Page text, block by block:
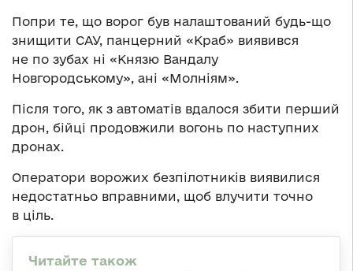
Попри те, що ворог був налаштований будь-що
знищити САУ, панцерний «Краб» виявився
не по зубах ні «Князю Вандалу
Новгородському», ані «Молніям».
Після того, як з автоматів вдалося збити перший
дрон, бійці продовжили вогонь по наступних
дронах.
Оператори ворожих безпілотників виявилися
недостатньо вправними, щоб влучити точно
в ціль.